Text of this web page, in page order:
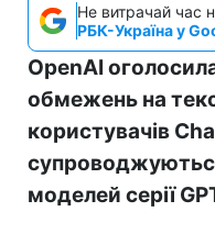
Не витрачай час
РБК-Україна у
OpenAI
обмежень на
користувачів
моделей серії